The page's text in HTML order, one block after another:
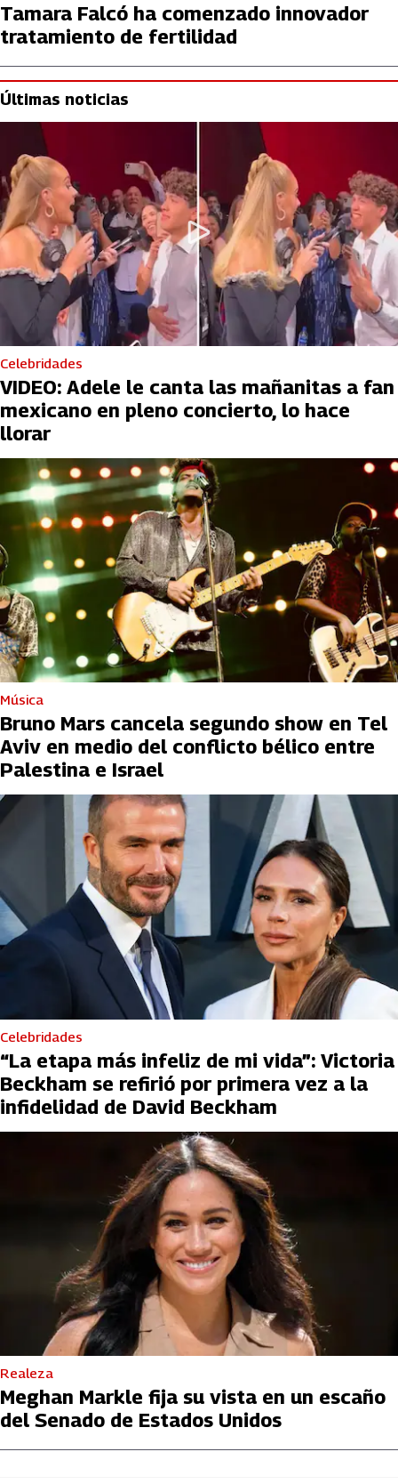
Tamara Falcó ha comenzado innovador
tratamiento de fertilidad
Últimas noticias
Celebridades
VIDEO: Adele le canta las mañanitas a fan
mexicano en pleno concierto, lo hace
llorar
Música
Bruno Mars cancela segundo show en Tel
Aviv en medio del conflicto bélico entre
Palestina e Israel
Celebridades
“La etapa más infeliz de mi vida”: Victoria
Beckham se refirió por primera vez a la
infidelidad de David Beckham
Realeza
Meghan Markle fija su vista en un escaño
del Senado de Estados Unidos